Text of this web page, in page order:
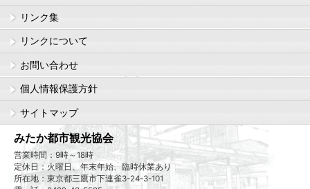
リンク集
リンクについて
お問い合わせ
個人情報保護方針
サイトマップ
みたか都市観光協会
営業時間：9時～18時
定休日：火曜日、年末年始、臨時休業あり
所在地：東京都三鷹市下連雀3-24-3-101